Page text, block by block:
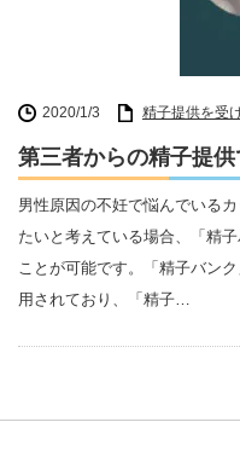
2020/1/3 精子提供を受
第三者からの精子提
男性原因の不妊で悩んでいる
たいと考えている場合、「精
ことが可能です。「精子バン
用されており、「精子…